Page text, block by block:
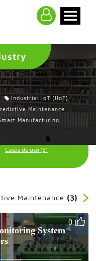
Industrial IoT (IIoT)
Maintenance
Manufacturing
Casos de uso (5)
Maintenance (3)
0
System